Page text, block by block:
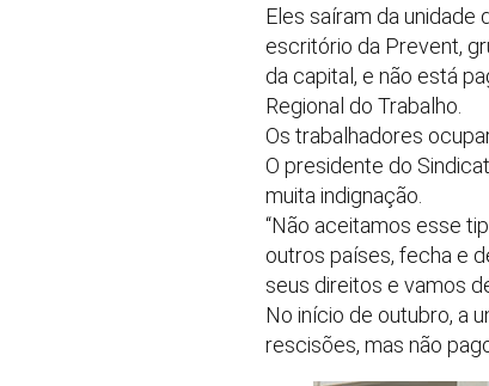
Eles saíram da unidade
escritório da Prevent,
da capital, e não está
Regional do Trabalho.
Os trabalhadores
O presidente do
muita indignação.
“Não aceitamos esse
outros países, fecha e
seus direitos e vamos
No início de outubro, a
rescisões, mas não